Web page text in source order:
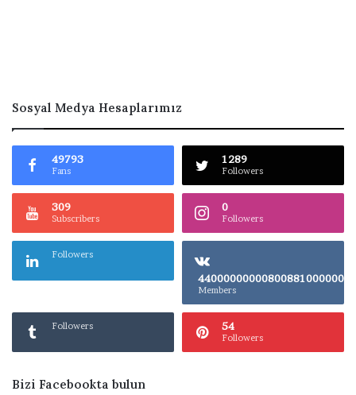
Sosyal Medya Hesaplarımız
49793
Fans
1289
Followers
309
Subscribers
0
Followers
Followers
Members
Followers 54
Followers
Bizi Facebookta bulun